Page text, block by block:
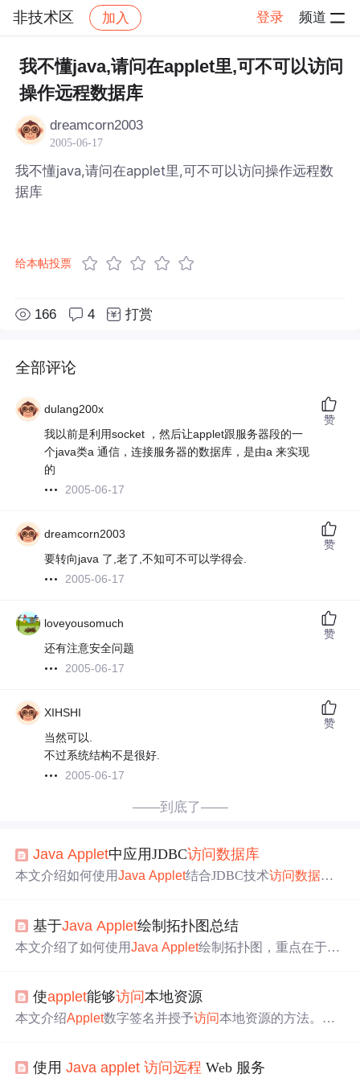
非技术区 加入 登录 频道
社区 非技术区 帖子详情
我不懂java,请问在applet里,可不可以访问
操作远程数据库
dreamcorn2003
2005-06-17
我不懂java,请问在applet里,可不可以访问操作远程数
据库
给本帖投票
166 4 打赏
全部评论
dulang200x
我以前是利用socket ，然后让applet跟服务器段的一
个java类a 通信，连接服务器的数据库，是由a 来实现
的
2005-06-17
赞
dreamcorn2003
要转向java 了,老了,不知可不可以学得会.
2005-06-17
赞
loveyousomuch
还有注意安全问题
2005-06-17
赞
XIHSHI
当然可以.
不过系统结构不是很好.
2005-06-17
赞
——到底了——
Java Applet中应用JDBC访问数据库
本文介绍如何使用Java Applet结合JDBC技术访问数据库
基于Java Applet绘制拓扑图总结
本文介绍了如何使用Java Applet绘制拓扑图，重点在于Ap
过ObjectStream接收数据。数据库交互部分被封装，图片资
源需按Java规范打包在Applet应用中。此外，详细讲解了
使applet能够访问本地资源
本文介绍Applet数字签名并授予访问本地资源的方法。包
还提及在Internet上实现的相关操作。
使用Java applet 访问远程 Web 服务